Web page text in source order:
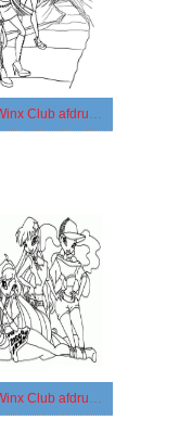
Tekenen Winx Club afdrukbaar eenvoudig
Tekenen Winx Club afdrukbaar voor kinderen